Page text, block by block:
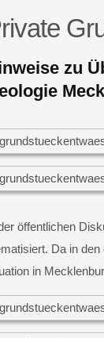
zu
öffentlichen
Da in
in